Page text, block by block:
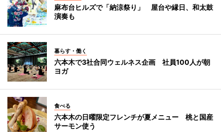
麻布台ヒルズで「納涼祭り」 屋台や縁日、和太鼓
演奏も
暮らす・働く
六本木で3社合同ウェルネス企画 社員100人が朝
ヨガ
食べる
六本木の日曜限定フレンチが夏メニュー 桃と国産
サーモン使う